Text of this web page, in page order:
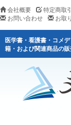
会社概要 特定商取
お問い合わせ
お取
医学書・看護書・コメ
籍・および関連商品の